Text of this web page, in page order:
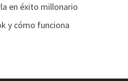
en éxito millonario
y cómo funciona